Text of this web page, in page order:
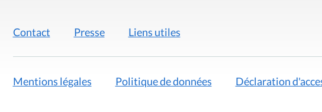
Contact Presse Liens utiles
Mentions légales Politique de données Déclaration